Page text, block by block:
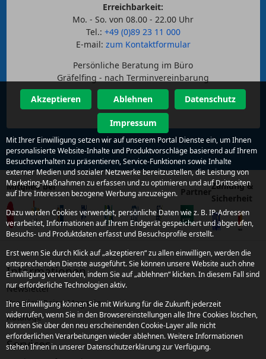
Erreichbarkeit:
Mo. - So. von 08.00 - 22.00 Uhr
Tel.: +49 (0)89 23 11 000
E-mail: zum Kontaktformular
Persönliche Beratung im Büro
Gräfelfing - nach Terminvereinbarung
Mitglied bei Partner
Zahlung &
Sicherheit
Informationen
Newsletter
Kroatien Reise-Magazin
Kataloge
Services
Akzeptieren Ablehnen Datenschutz
Impressum
Mit Ihrer Einwilligung setzen wir auf unserem Portal Dienste ein, um Ihnen
personalisierte Website-Inhalte und Produktvorschläge basierend auf Ihrem
Besuchsverhalten zu präsentieren, Service-Funktionen sowie Inhalte
externer Medien und sozialer Netzwerke bereitzustellen, die Leistung von
Marketing-Maßnahmen zu erfassen und zu optimieren und auf Drittseiten
auf Ihre Interessen bezogene Werbung anzuzeigen.
Dazu werden Cookies verwendet, persönliche Daten wie z. B. IP-Adressen
verarbeitet, Informationen auf Ihrem Endgerät gespeichert und abgerufen,
Besuchs- und Produktdaten erfasst und Besuchsprofile erstellt.
Erst wenn Sie durch Klick auf „akzeptieren“ zu allen einwilligen, werden die
entsprechenden Dienste ausgeführt. Sie können unsere Website auch ohne
Einwilligung verwenden, indem Sie auf „ablehnen“ klicken. In diesem Fall sind
nur erforderliche Technologien aktiv.
Ihre Einwilligung können Sie mit Wirkung für die Zukunft jederzeit
widerrufen, wenn Sie in den Browsereinstellungen alle Ihre Cookies löschen,
können Sie über den neu erscheinenden Cookie-Layer alle nicht
erforderlichen Verarbeitungen wieder ablehnen. Weitere Informationen
stehen Ihnen in unserer Datenschutzerklärung zur Verfügung.